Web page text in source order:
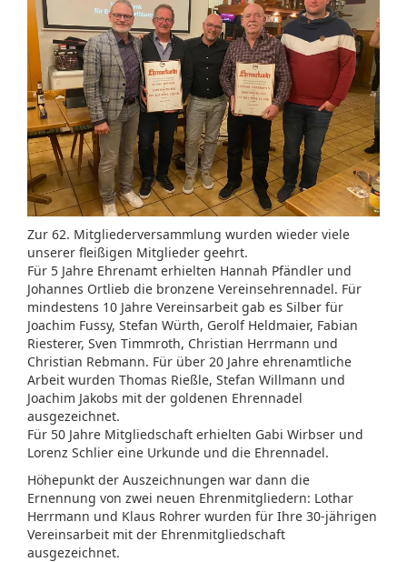
Zur 62. Mitgliederversammlung wurden wieder viele
unserer fleißigen Mitglieder geehrt.
Für 5 Jahre Ehrenamt erhielten Hannah Pfändler und
Johannes Ortlieb die bronzene Vereinsehrennadel. Für
mindestens 10 Jahre Vereinsarbeit gab es Silber für
Joachim Fussy, Stefan Würth, Gerolf Heldmaier, Fabian
Riesterer, Sven Timmroth, Christian Herrmann und
Christian Rebmann. Für über 20 Jahre ehrenamtliche
Arbeit wurden Thomas Rießle, Stefan Willmann und
Joachim Jakobs mit der goldenen Ehrennadel
ausgezeichnet.
Für 50 Jahre Mitgliedschaft erhielten Gabi Wirbser und
Lorenz Schlier eine Urkunde und die Ehrennadel.
Höhepunkt der Auszeichnungen war dann die
Ernennung von zwei neuen Ehrenmitgliedern: Lothar
Herrmann und Klaus Rohrer wurden für Ihre 30-jährigen
Vereinsarbeit mit der Ehrenmitgliedschaft
ausgezeichnet.